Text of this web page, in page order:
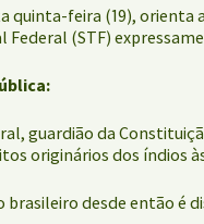
quinta-feira (19),
(STF)
guardião da
originários dos índios
desde então é